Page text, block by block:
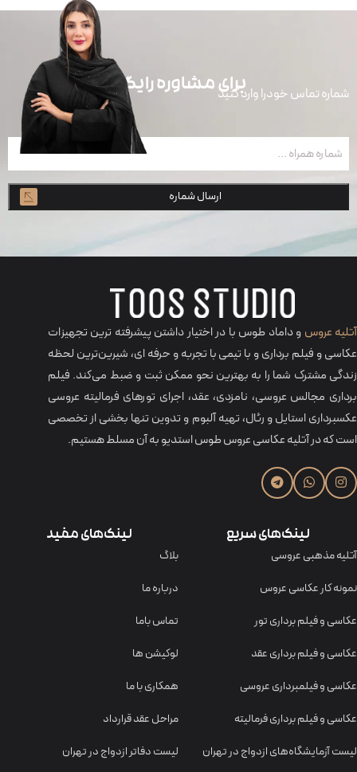
برای مشاوره رایگانشماره تماس خودرا وارد کنید
همراه
(ضروری)
آتلیه عروس و داماد طوس با در اختیار داشتن پیشرفته ترین تجهیزات
عکاسی و فیلم برداری و با تیمی با تجربه و حرفه‌ ای، شیرین‌ترین لحظه
زندگی مشترک شما را به بهترین نحو ممکن ثبت و ضبط می‌کند. فیلم
برداری مجالس عروسی، نامزدی، عقد، اجرای تورهای فرمالیته عروسی
عکسبرداری استایل و رئال، تهیه آلبوم و تدوین تنها بخشی از تخصصی
است که در آتلیه عکاسی عروس طوس استدیو به آن مسلط هستیم.
لینک‌های سریع
آتلیه مذهبی عروسی
نمونه کار عکاسی عروس
عکاسی و فیلم برداری تور
عکاسی و فیلم برداری عقد
عکاسی و فیلمبرداری عروسی
عکاسی و فیلم برداری فرمالیته
لیست آزمایشگاه‌های ازدواج در تهران
لینک‌های مفید
بلاگ
درباره ما
تماس باما
لوکیشن ها
همکاری با ما
مراحل عقد قرارداد
لیست دفاتر ازدواج در تهران